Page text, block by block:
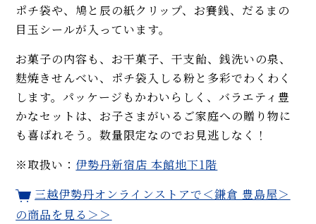
ポチ袋や、鳩と辰の紙クリップ、お賽銭、だるまの
目玉シールが入っています。
お菓子の内容も、お干菓子、干支飴、銭洗いの泉、
麩焼きせんべい、ポチ袋入しる粉と多彩でわくわく
します。パッケージもかわいらしく、バラエティ豊
かなセットは、お子さまがいるご家庭への贈り物に
も喜ばれそう。数量限定なのでお見逃しなく！
※取扱い： 伊勢丹新宿店 本館地下1階
三越伊勢丹オンラインストアで＜鎌倉 豊島屋＞
の商品を見る＞＞